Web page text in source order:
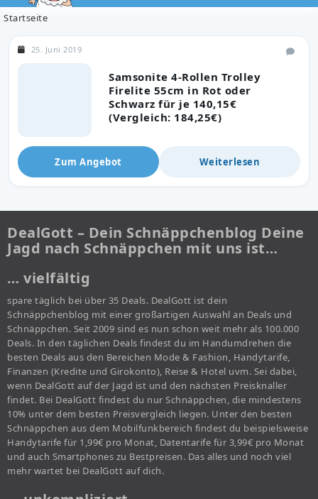
Startseite
Samsonite 4-Rollen Trolley
Firelite 55cm in Rot oder
Schwarz für je 140,15€
(Vergleich: 184,25€)
25. Juni 2019
Zum Angebot Weiterlesen
DealGott – Dein Schnäppchenblog Deine
Jagd nach Schnäppchen mit uns ist…
… vielfältig
spare täglich bei über 35 Deals. DealGott ist dein
Schnäppchenblog mit einer großartigen Auswahl an Deals und
Schnäppchen. Seit 2009 sind es nun schon weit mehr als 100.000
Deals. In den täglichen Deals findest du im Handumdrehen die
besten Deals aus den Bereichen Mode & Fashion, Handytarife,
Finanzen (Kredite und Girokonto), Reise & Hotel uvm. Sei dabei,
wenn DealGott auf der Jagd ist und den nächsten Preisknaller
findet. Bei DealGott findest du nur Schnäppchen, die mindestens
10% unter dem besten Preisvergleich liegen. Unter den besten
Schnäppchen aus dem Mobilfunkbereich findest du beispielsweise
Handytarife für 1,99€ pro Monat, Datentarife für 3,99€ pro Monat
und auch Smartphones zu Bestpreisen. Das alles und noch viel
mehr wartet bei DealGott auf dich.